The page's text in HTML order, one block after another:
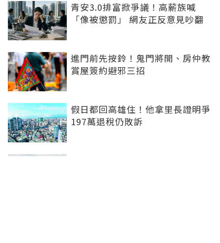
青安3.0排富掀爭議！高薪族喊
「像被懲罰」 網友正反意見吵翻
進門前先按鈴！鬼門將開、房仲教
賞屋簽約避邪三招
假日都回高雄住！他拿里長證明爭
197萬退稅仍敗訴